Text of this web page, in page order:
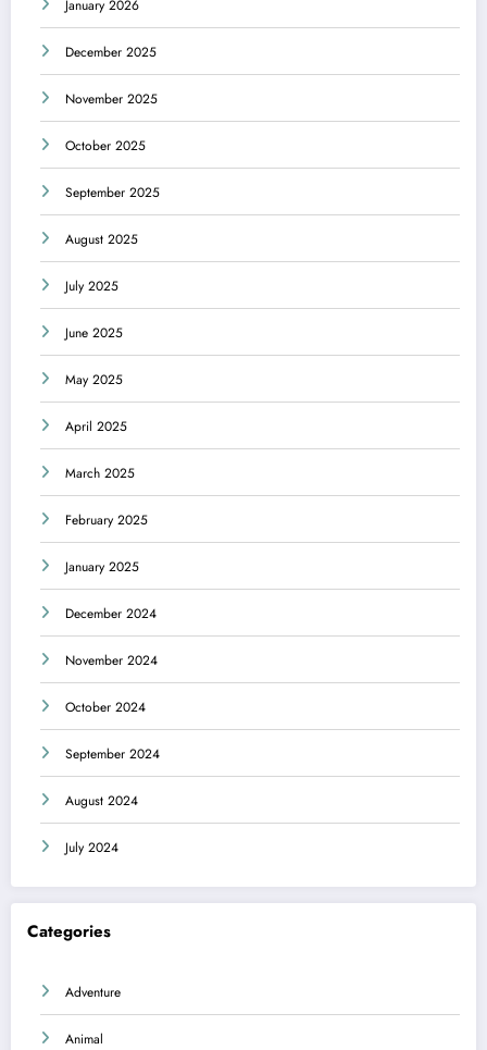
January 2026
December 2025
November 2025
October 2025
September 2025
August 2025
July 2025
June 2025
May 2025
April 2025
March 2025
February 2025
January 2025
December 2024
November 2024
October 2024
September 2024
August 2024
July 2024
Categories
Adventure
Animal